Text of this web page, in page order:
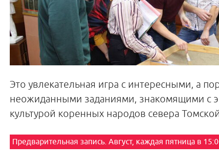
Это увлекательная игра с интересными, а
неожиданными заданиями, знакомящими с
культурой коренных народов севера
Предварительная запись. Август, каждая пятница в